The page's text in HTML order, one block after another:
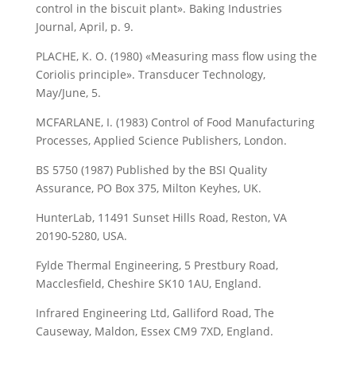
control in the biscuit plant». Baking Industries
Journal, April, p. 9.
PLACHE, К. O. (1980) «Measuring mass flow using the
Coriolis principle». Transducer Technology,
May/June, 5.
MCFARLANE, I. (1983) Control of Food Manufacturing
Processes, Applied Science Publishers, London.
BS 5750 (1987) Published by the BSI Quality
Assurance, PO Box 375, Milton Keyhes, UK.
HunterLab, 11491 Sunset Hills Road, Reston, VA
20190-5280, USA.
Fylde Thermal Engineering, 5 Prestbury Road,
Macclesfield, Cheshire SK10 1AU, England.
Infrared Engineering Ltd, Galliford Road, The
Causeway, Maldon, Essex CM9 7XD, England.